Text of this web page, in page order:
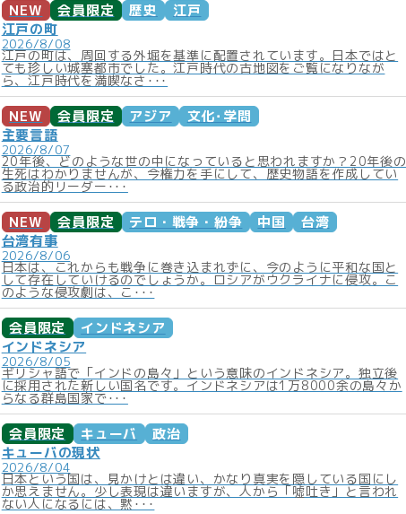
NEW 会員限定 歴史
江戸
江戸の町
2026/8/08
江戸の町は、周回する外堀を基準に配置されています。日本ではと
ても珍しい城塞都市でした。江戸時代の古地図をご覧になりなが
ら、江戸時代を満喫なさ･･･
NEW 会員限定 アジア
文化･学問
主要言語
2026/8/07
20年後、どのような世の中になっていると思われますか？20年後の
生死はわかりませんが、今権力を手にして、歴史物語を作成してい
る政治的リーダー･･･
NEW 会員限定 テロ・戦争・紛争 中国
台湾
台湾有事
2026/8/06
日本は、これからも戦争に巻き込まれずに、今のように平和な国と
して存在していけるのでしょうか。ロシアがウクライナに侵攻。こ
のような侵攻劇は、こ･･･
会員限定
インドネシア
インドネシア
2026/8/05
ギリシャ語で「インドの島々」という意味のインドネシア。独立後
に採用された新しい国名です。インドネシアは1万8000余の島々か
らなる群島国家で･･･
会員限定 キューバ
政治
キューバの現状
2026/8/04
日本という国は、見かけとは違い、かなり真実を隠している国にし
か思えません。少し表現は違いますが、人から「噓吐き」と言われ
ない人になるには、黙･･･